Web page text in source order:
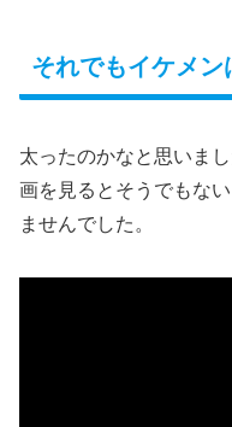
それでもイケメ
太ったのかなと思いま
画を見るとそうでもな
ませんでした。